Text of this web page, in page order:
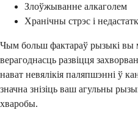
Злоўжыванне алкаголем
Хранічны стрэс і
Чым больш фактараў рызыкі
верагоднасць развіцця
нават невялікія паляпшэнні ў
значна знізіць ваш агульны
хваробы.